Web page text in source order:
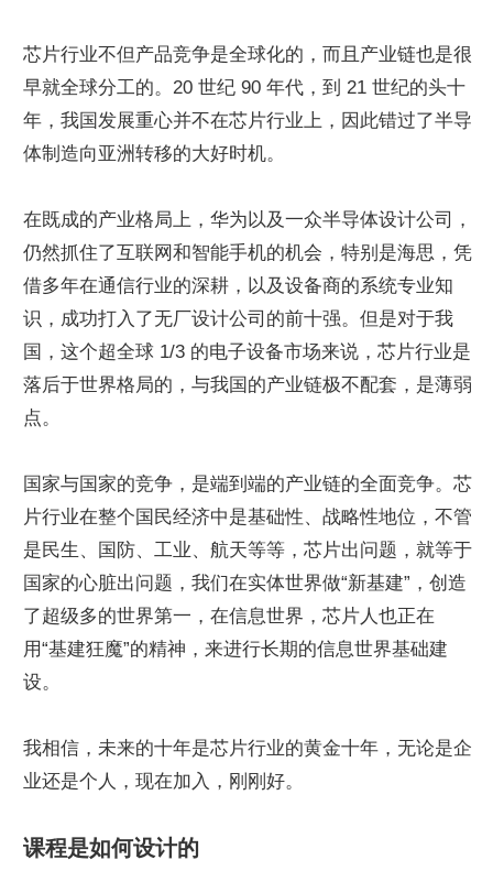
芯片行业不但产品竞争是全球化的，而且产业链也是很
早就全球分工的。20 世纪 90 年代，到 21 世纪的头十
年，我国发展重心并不在芯片行业上，因此错过了半导
体制造向亚洲转移的大好时机。
在既成的产业格局上，华为以及一众半导体设计公司，
仍然抓住了互联网和智能手机的机会，特别是海思，凭
借多年在通信行业的深耕，以及设备商的系统专业知
识，成功打入了无厂设计公司的前十强。但是对于我
国，这个超全球 1/3 的电子设备市场来说，芯片行业是
落后于世界格局的，与我国的产业链极不配套，是薄弱
点。
国家与国家的竞争，是端到端的产业链的全面竞争。芯
片行业在整个国民经济中是基础性、战略性地位，不管
是民生、国防、工业、航天等等，芯片出问题，就等于
国家的心脏出问题，我们在实体世界做“新基建”，创造
了超级多的世界第一，在信息世界，芯片人也正在
用“基建狂魔”的精神，来进行长期的信息世界基础建
设。
我相信，未来的十年是芯片行业的黄金十年，无论是企
业还是个人，现在加入，刚刚好。
课程是如何设计的